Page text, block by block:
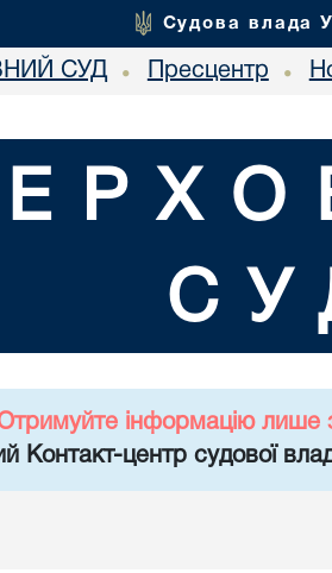
Судова влада
СУД • Пресцентр •
інформацію лише
Контакт-центр судової